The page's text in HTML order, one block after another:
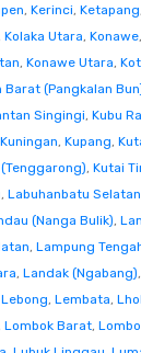
, Kerinci, Ketapang
Kolaka Utara, Konawe,
, Konawe Utara,
(Pangkalan
Singingi, Kubu
Kuningan, Kupang,
, Kutai
, Labuhanbatu Selatan
(Nanga Bulik),
, Lampung
, Landak (Ngabang),
Lebong, Lembata,
Lombok Barat,